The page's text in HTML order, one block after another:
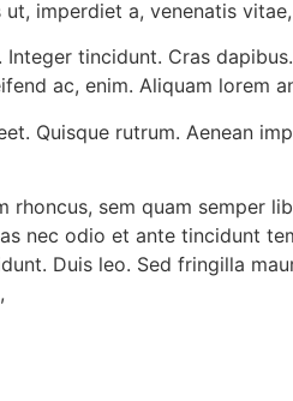
imperdiet a, venenatis
tincidunt. Cras
ac, enim. Aliquam lorem
Quisque rutrum. Aenean
rhoncus, sem quam semper
nec odio et ante tincidunt
Duis leo. Sed fringilla